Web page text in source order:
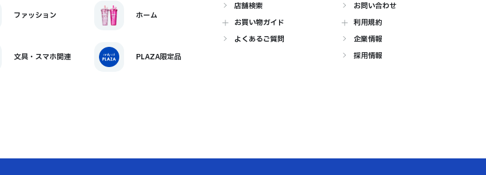
ファッション ホーム
文具・スマホ関連 PLAZA限定品
店舗検索
お買い物ガイド
よくあるご質問
お問い合わせ
利用規約
企業情報
採用情報